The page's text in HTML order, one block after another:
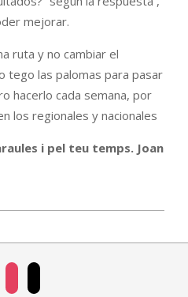
mejorar.
ruta y no cambiar el
tego las palomas para pasar
hacerlo cada semana, por
los regionales y nacionales
i pel teu temps. Joan